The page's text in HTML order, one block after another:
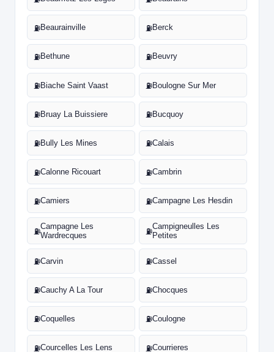
⛽Beaurainville ⛽Berck
⛽Bethune ⛽Beuvry
⛽Biache Saint Vaast ⛽Boulogne Sur Mer
⛽Bruay La Buissiere ⛽Bucquoy
⛽Bully Les Mines ⛽Calais
⛽Calonne Ricouart ⛽Cambrin
⛽Camiers ⛽Campagne Les Hesdin
⛽
Campagne Les
Wardrecques
⛽
Campigneulles Les
Petites
⛽Carvin ⛽Cassel
⛽Cauchy A La Tour ⛽Chocques
⛽Coquelles ⛽Coulogne
⛽Courcelles Les Lens ⛽Courrieres